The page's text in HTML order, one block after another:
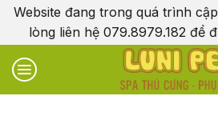
Website đang trong quá trình
lòng liên hệ 079.8979.182 để